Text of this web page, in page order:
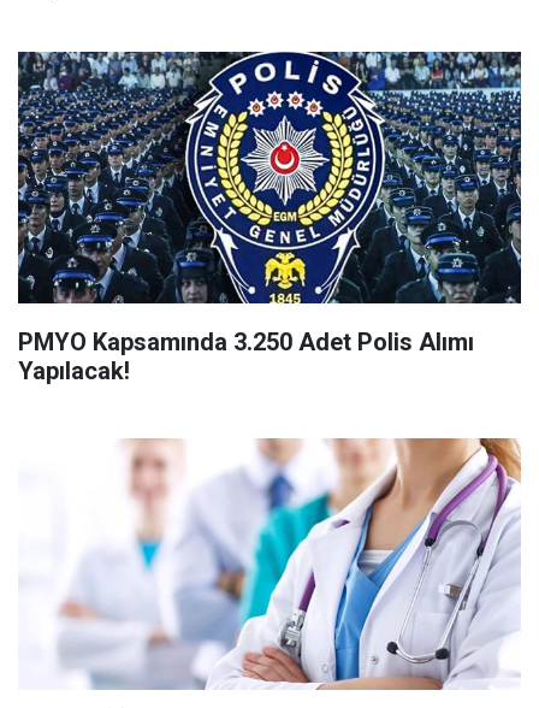
PMYO Kapsamında 3.250 Adet Polis Alımı
Yapılacak!